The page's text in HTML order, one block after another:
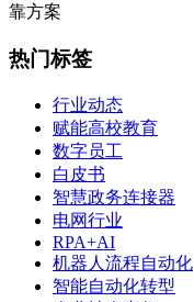
靠方案
热门标签
行业动态
赋能高校教育
数字员工
白皮书
智慧政务连接器
电网行业
RPA+AI
机器人流程自动化
智能自动化转型